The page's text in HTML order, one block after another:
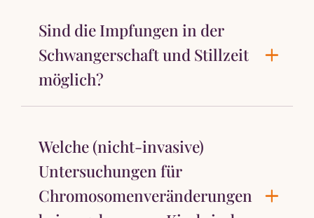
Sind die Impfungen in der
Schwangerschaft und Stillzeit
möglich?
Welche (nicht-invasive)
Untersuchungen für
Chromosomenveränderungen